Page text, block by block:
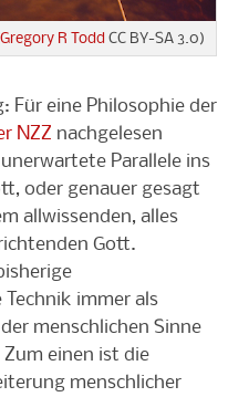
Gregory R Todd CC BY-SA 3.0)
Für eine Philosophie der
NZZ nachgelesen
Parallele ins
oder genauer gesagt
allwissenden, alles
Gott.
Technik immer als
menschlichen Sinne
einen ist die
menschlicher